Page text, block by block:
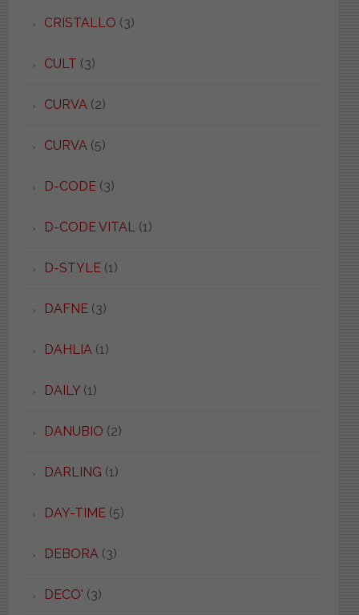
CRISTALLO (3)
CULT (3)
CURVA(2)
CURVA(5)
D-CODE(3)
D-CODE VITAL(1)
D-STYLE(1)
DAFNE(3)
DAHLIA(1)
DAILY(1)
DANUBIO (2)
DARLING (1)
DAY-TIME(5)
DEBORA(3)
DECO' (3)